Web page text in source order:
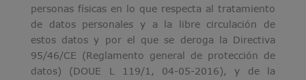
personas físicas en lo que respecta al tratamiento
de datos personales y a la libre circulación de
estos datos y por el que se deroga la Directiva
95/46/CE (Reglamento general de protección de
datos) (DOUE L 119/1, 04-05-2016), y de la